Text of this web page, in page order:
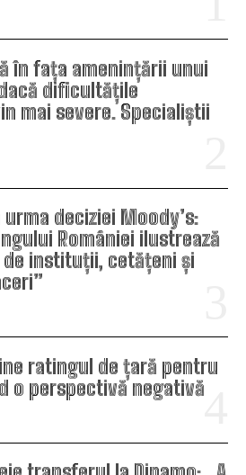
în fața amenințării unui
dificultățile
mai severe. Specialiștii
urma deciziei Moody’s:
României ilustrează
de instituții, cetățeni și
ratingul de țară pentru
o perspectivă negativă